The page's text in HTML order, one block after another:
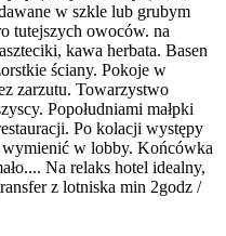
w szkle lub grubym
tutejszych owoców. na
kawa herbata. Basen
ściany. Pokoje w
zarzutu. Towarzystwo
Popołudniami małpki
Po kolacji występy
w lobby. Końcówka
Na relaks hotel idealny,
z lotniska min 2godz /